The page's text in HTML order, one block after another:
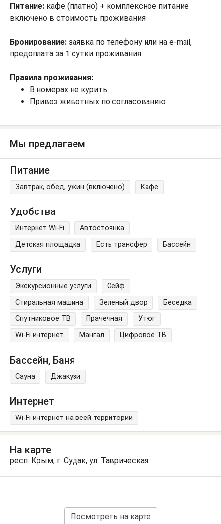
Питание: кафе (платно) + комплексное питание
включено в стоимость проживания
Бронирование: заявка по телефону или на e-mail,
предоплата за 1 сутки проживания
Правила проживания:
В номерах не курить
Привоз животных по согласованию
Мы предлагаем
Питание
Завтрак, обед, ужин (включено) Кафе
Удобства
Интернет Wi-Fi
Автостоянка
Детская площадка
Есть трансфер Бассейн
Услуги
Экскурсионные услуги
Сейф
Стиральная машина
Зеленый двор
Беседка
Спутниковое ТВ
Прачечная
Утюг
Wi-Fi интернет
Мангал Цифровое ТВ
Бассейн, Баня
Сауна Джакузи
Интернет
Wi-Fi интернет на всей территории
На карте
респ. Крым, г. Судак, ул. Таврическая
Посмотреть на карте